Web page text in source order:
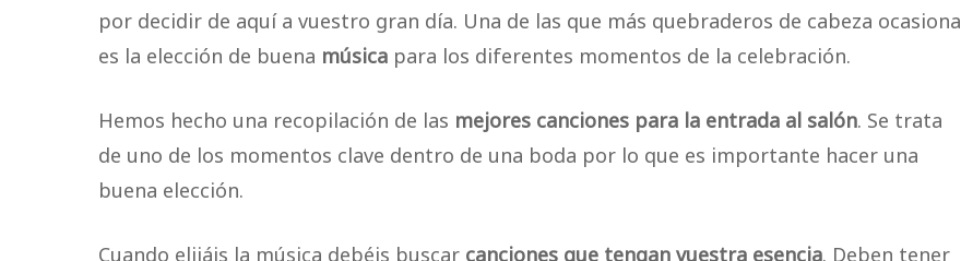
por decidir de aquí a vuestro gran día. Una de las que más quebraderos de cabeza ocasiona
es la elección de buena música para los diferentes momentos de la celebración.
Hemos hecho una recopilación de las mejores canciones para la entrada al salón. Se trata
de uno de los momentos clave dentro de una boda por lo que es importante hacer una
buena elección.
Cuando elijáis la música debéis buscar canciones que tengan vuestra esencia. Deben tener